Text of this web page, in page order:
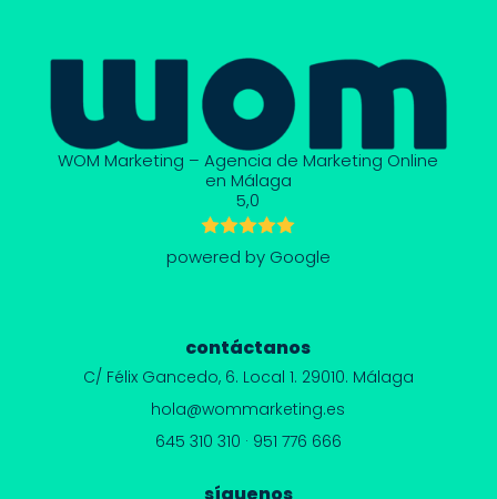
WOM Marketing – Agencia de Marketing Online
en Málaga
5,0
powered by Google
contáctanos
C/ Félix Gancedo, 6. Local 1. 29010. Málaga
hola@wommarketing.es
645 310 310 · 951 776 666
síguenos